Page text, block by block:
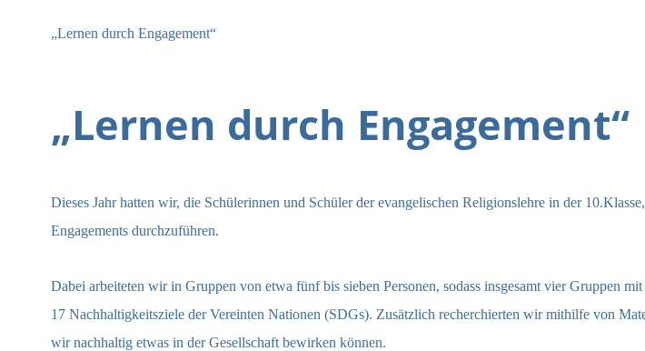
„Lernen durch Engagement“
„Lernen durch Engagement“
Dieses Jahr hatten wir, die Schülerinnen und Schüler der evangelischen Religionslehre in der
Engagements durchzuführen.
Dabei arbeiteten wir in Gruppen von etwa fünf bis sieben Personen, sodass insgesamt vier Gruppen
17 Nachhaltigkeitsziele der Vereinten Nationen (SDGs). Zusätzlich recherchierten wir mithilfe von
wir nachhaltig etwas in der Gesellschaft bewirken können.